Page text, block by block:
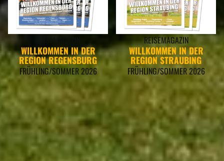
WILLKOMMEN IN DER
REGION REGENSBURG
FRÜHLING/SOMMER 2026
REISEMAGAZIN
WILLKOMMEN IN DER
REGION STRAUBING
FRÜHLING/SOMMER 2026